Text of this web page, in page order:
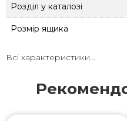
Розділ у каталозі
Розмір ящика
Всі характеристики...